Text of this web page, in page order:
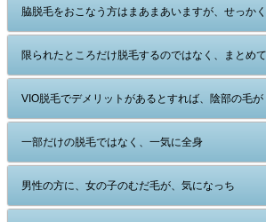
脇脱毛をおこなう方はまあまあいますが、せっか
限られたところだけ脱毛するのではなく、まとめ
VIO脱毛でデメリットがあるとすれば、陰部の毛が
一部だけの脱毛ではなく、一気に全身
男性の方に、女の子のむだ毛が、気になっち